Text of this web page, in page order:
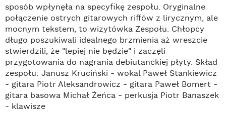
sposób wpłynęła na specyfikę zespołu. Oryginalne
połączenie ostrych gitarowych riffów z lirycznym, ale
mocnym tekstem, to wizytówka Zespołu. Chłopcy
długo poszukiwali idealnego brzmienia aż wreszcie
stwierdzili, że "lepiej nie będzie" i zaczęli
przygotowania do nagrania debiutanckiej płyty. Skład
zespołu: Janusz Kruciński - wokal Paweł Stankiewicz
- gitara Piotr Aleksandrowicz - gitara Paweł Bomert -
gitara basowa Michał Żeńca - perkusja Piotr Banaszek
- klawisze